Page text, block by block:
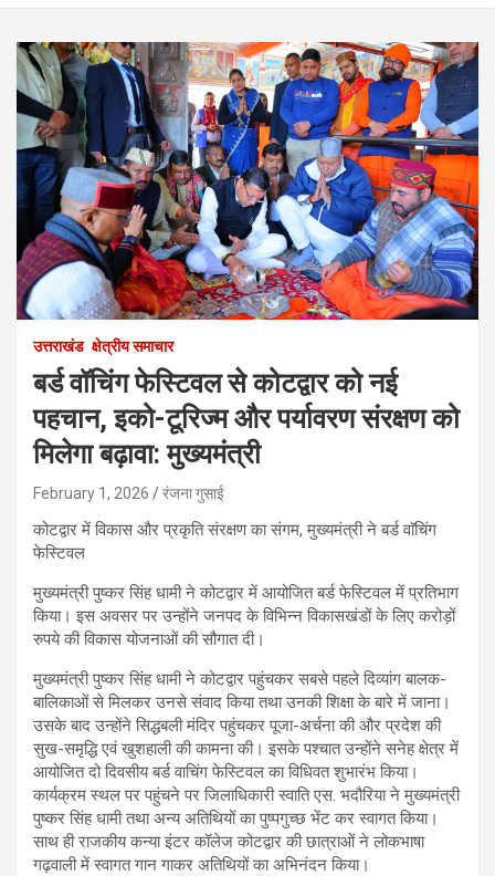
उत्तराखंड क्षेत्रीय समाचार
बर्ड वॉचिंग फेस्टिवल से कोटद्वार को नई
पहचान, इको-टूरिज्म और पर्यावरण संरक्षण को
मिलेगा बढ़ावा: मुख्यमंत्री
February 1, 2026 रंजना गुसाई
कोटद्वार में विकास और प्रकृति संरक्षण का संगम, मुख्यमंत्री ने बर्ड वाॅचिंग
फेस्टिवल
मुख्यमंत्री पुष्कर सिंह धामी ने कोटद्वार में आयोजित बर्ड फेस्टिवल में प्रतिभाग
किया। इस अवसर पर उन्होंने जनपद के विभिन्न विकासखंडों के लिए करोड़ों
रुपये की विकास योजनाओं की सौगात दी।
मुख्यमंत्री पुष्कर सिंह धामी ने कोटद्वार पहुंचकर सबसे पहले दिव्यांग बालक-
बालिकाओं से मिलकर उनसे संवाद किया तथा उनकी शिक्षा के बारे में जाना।
उसके बाद उन्होंने सिद्धबली मंदिर पहुंचकर पूजा-अर्चना की और प्रदेश की
सुख-समृद्धि एवं खुशहाली की कामना की। इसके पश्चात उन्होंने सनेह क्षेत्र में
आयोजित दो दिवसीय बर्ड वाचिंग फेस्टिवल का विधिवत शुभारंभ किया।
कार्यक्रम स्थल पर पहुंचने पर जिलाधिकारी स्वाति एस. भदौरिया ने मुख्यमंत्री
पुष्कर सिंह धामी तथा अन्य अतिथियों का पुष्पगुच्छ भेंट कर स्वागत किया।
साथ ही राजकीय कन्या इंटर कॉलेज कोटद्वार की छात्राओं ने लोकभाषा
गढ़वाली में स्वागत गान गाकर अतिथियों का अभिनंदन किया।